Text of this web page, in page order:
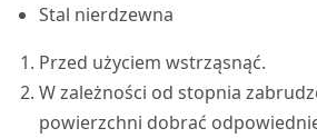
Stal nierdzewna
Przed użyciem wstrząsnąć.
W zależności od stopnia
powierzchni dobrać